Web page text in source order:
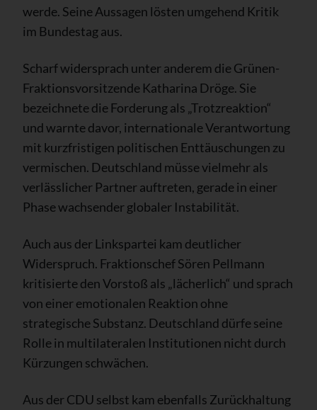
werde. Seine Aussagen lösten umgehend Kritik
im Bundestag aus.
Scharf widersprach unter anderem die Grünen-
Fraktionsvorsitzende Katharina Dröge. Sie
bezeichnete die Forderung als „Trotzreaktion“
und warnte davor, internationale Verantwortung
mit kurzfristigen politischen Enttäuschungen zu
vermischen. Deutschland müsse vielmehr als
verlässlicher Partner auftreten, gerade in einer
Phase wachsender globaler Instabilität.
Auch aus der Linkspartei kam deutlicher
Widerspruch. Fraktionschef Sören Pellmann
kritisierte den Vorstoß als „lächerlich“ und sprach
von einer emotionalen Reaktion ohne
strategische Substanz. Deutschland dürfe seine
Rolle in multilateralen Institutionen nicht durch
Kürzungen schwächen.
Aus der CDU selbst kam ebenfalls Zurückhaltung